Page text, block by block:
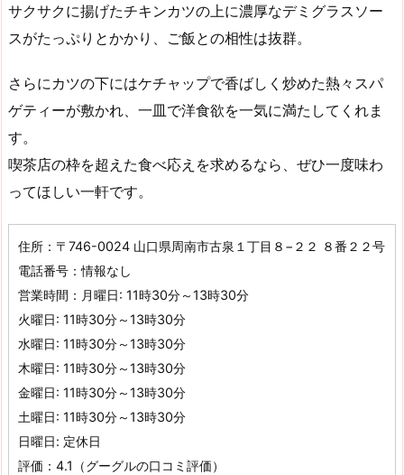
サクサクに揚げたチキンカツの上に濃厚なデミグラスソー
スがたっぷりとかかり、ご飯との相性は抜群。
さらにカツの下にはケチャップで香ばしく炒めた熱々スパ
ゲティーが敷かれ、一皿で洋食欲を一気に満たしてくれま
す。
喫茶店の枠を超えた食べ応えを求めるなら、ぜひ一度味わ
ってほしい一軒です。
住所：〒746-0024 山口県周南市古泉１丁目８−２２ ８番２２号
電話番号：情報なし
営業時間：月曜日: 11時30分～13時30分
火曜日: 11時30分～13時30分
水曜日: 11時30分～13時30分
木曜日: 11時30分～13時30分
金曜日: 11時30分～13時30分
土曜日: 11時30分～13時30分
日曜日: 定休日
評価：4.1（グーグルの口コミ評価）